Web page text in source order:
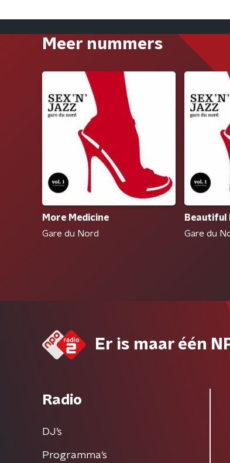
Meer nummers
More Medicine
Gare du Nord
Beautiful
Gare du
Er is maar één
Radio
DJ’s
Programma's